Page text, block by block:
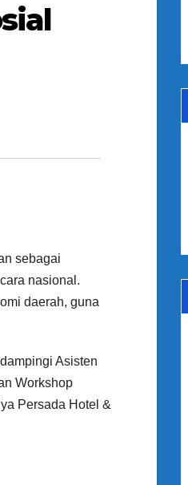
sebagai
nasional.
daerah, guna
Asisten
Workshop
Persada Hotel &